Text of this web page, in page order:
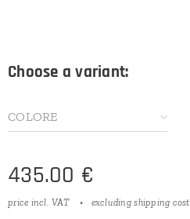
Choose a variant:
COLORE
435.00 €
price incl. VAT excluding shipping cost